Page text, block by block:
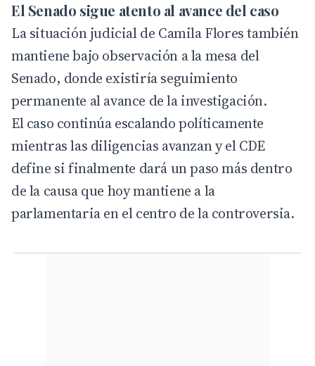
El Senado sigue atento al avance del caso
La situación judicial de Camila Flores también
mantiene bajo observación a la mesa del
Senado, donde existiría seguimiento
permanente al avance de la investigación.
El caso continúa escalando políticamente
mientras las diligencias avanzan y el CDE
define si finalmente dará un paso más dentro
de la causa que hoy mantiene a la
parlamentaria en el centro de la controversia.